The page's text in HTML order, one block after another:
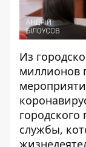
Из
миллионов
городского
службы,